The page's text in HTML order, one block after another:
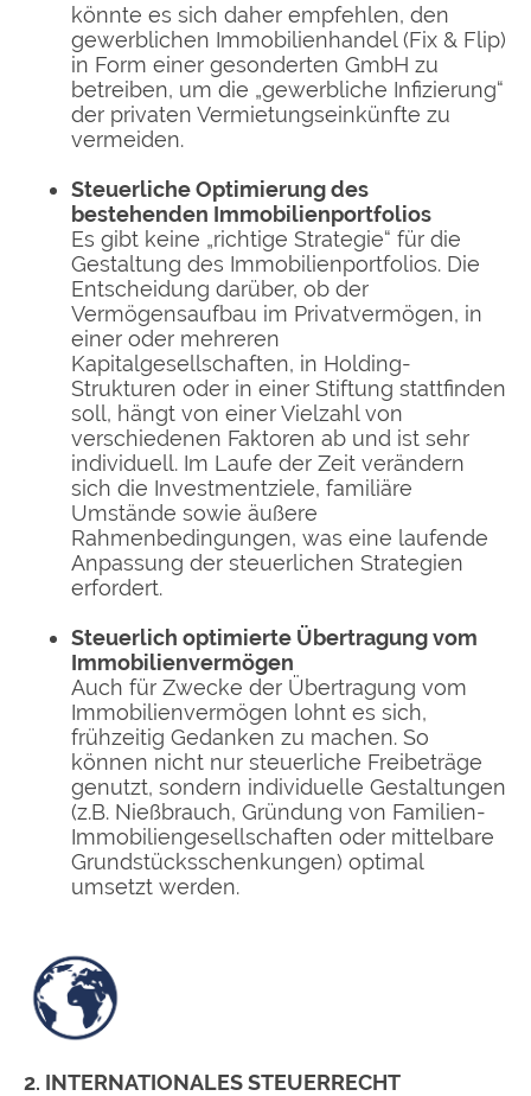
könnte es sich daher empfehlen, den
gewerblichen Immobilienhandel (Fix & Flip)
in Form einer gesonderten GmbH zu
betreiben, um die „gewerbliche Infizierung“
der privaten Vermietungseinkünfte zu
vermeiden.
Steuerliche Optimierung des
bestehenden Immobilienportfolios
Es gibt keine „richtige Strategie“ für die
Gestaltung des Immobilienportfolios. Die
Entscheidung darüber, ob der
Vermögensaufbau im Privatvermögen, in
einer oder mehreren
Kapitalgesellschaften, in Holding-
Strukturen oder in einer Stiftung stattfinden
soll, hängt von einer Vielzahl von
verschiedenen Faktoren ab und ist sehr
individuell. Im Laufe der Zeit verändern
sich die Investmentziele, familiäre
Umstände sowie äußere
Rahmenbedingungen, was eine laufende
Anpassung der steuerlichen Strategien
erfordert.
Steuerlich optimierte Übertragung vom
Immobilienvermögen
Auch für Zwecke der Übertragung vom
Immobilienvermögen lohnt es sich,
frühzeitig Gedanken zu machen. So
können nicht nur steuerliche Freibeträge
genutzt, sondern individuelle Gestaltungen
(z.B. Nießbrauch, Gründung von Familien-
Immobiliengesellschaften oder mittelbare
Grundstücksschenkungen) optimal
umsetzt werden.
2. INTERNATIONALES STEUERRECHT